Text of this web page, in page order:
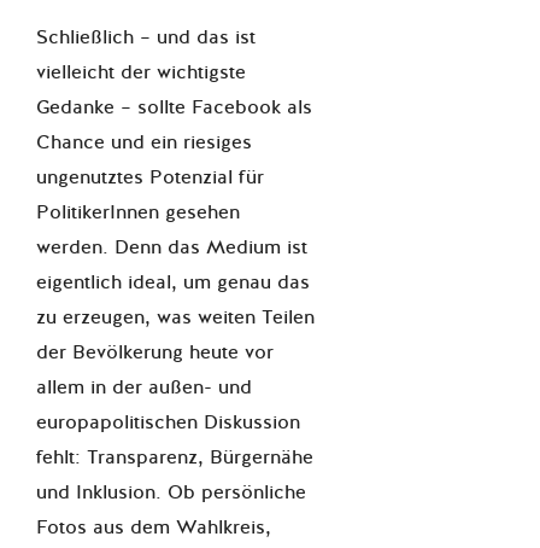
Schließlich – und das ist
vielleicht der wichtigste
Gedanke – sollte Facebook als
Chance und ein riesiges
ungenutztes Potenzial für
PolitikerInnen gesehen
werden. Denn das Medium ist
eigentlich ideal, um genau das
zu erzeugen, was weiten Teilen
der Bevölkerung heute vor
allem in der außen- und
europapolitischen Diskussion
fehlt: Transparenz, Bürgernähe
und Inklusion. Ob persönliche
Fotos aus dem Wahlkreis,